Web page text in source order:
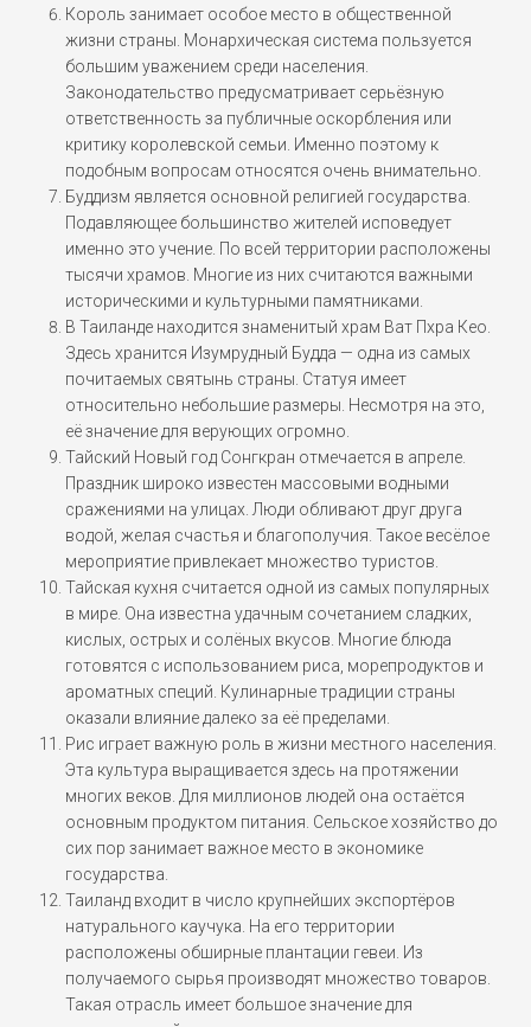
Король занимает особое место в общественной
жизни страны. Монархическая система пользуется
большим уважением среди населения.
Законодательство предусматривает серьёзную
ответственность за публичные оскорбления или
критику королевской семьи. Именно поэтому к
подобным вопросам относятся очень внимательно.
Буддизм является основной религией государства.
Подавляющее большинство жителей исповедует
именно это учение. По всей территории расположены
тысячи храмов. Многие из них считаются важными
историческими и культурными памятниками.
В Таиланде находится знаменитый храм Ват Пхра Кео.
Здесь хранится Изумрудный Будда — одна из самых
почитаемых святынь страны. Статуя имеет
относительно небольшие размеры. Несмотря на это,
её значение для верующих огромно.
Тайский Новый год Сонгкран отмечается в апреле.
Праздник широко известен массовыми водными
сражениями на улицах. Люди обливают друг друга
водой, желая счастья и благополучия. Такое весёлое
мероприятие привлекает множество туристов.
Тайская кухня считается одной из самых популярных
в мире. Она известна удачным сочетанием сладких,
кислых, острых и солёных вкусов. Многие блюда
готовятся с использованием риса, морепродуктов и
ароматных специй. Кулинарные традиции страны
оказали влияние далеко за её пределами.
Рис играет важную роль в жизни местного населения.
Эта культура выращивается здесь на протяжении
многих веков. Для миллионов людей она остаётся
основным продуктом питания. Сельское хозяйство до
сих пор занимает важное место в экономике
государства.
Таиланд входит в число крупнейших экспортёров
натурального каучука. На его территории
расположены обширные плантации гевеи. Из
получаемого сырья производят множество товаров.
Такая отрасль имеет большое значение для